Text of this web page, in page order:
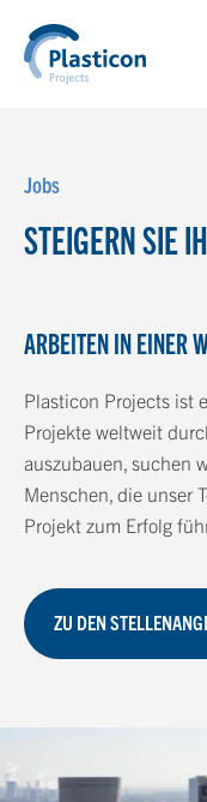
Jobs
STEIGERN SIE
ARBEITEN IN EINER
Plasticon Projects ist
Projekte weltweit
auszubauen, suchen
Menschen, die unser
Projekt zum Erfolg
ZU DEN